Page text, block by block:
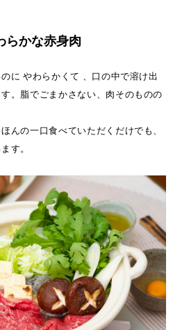
らかな赤身肉
に やわらかくて 、口の中で溶け出
。脂でごまかさない、肉そのものの
んの一口食べていただくだけでも、
す。